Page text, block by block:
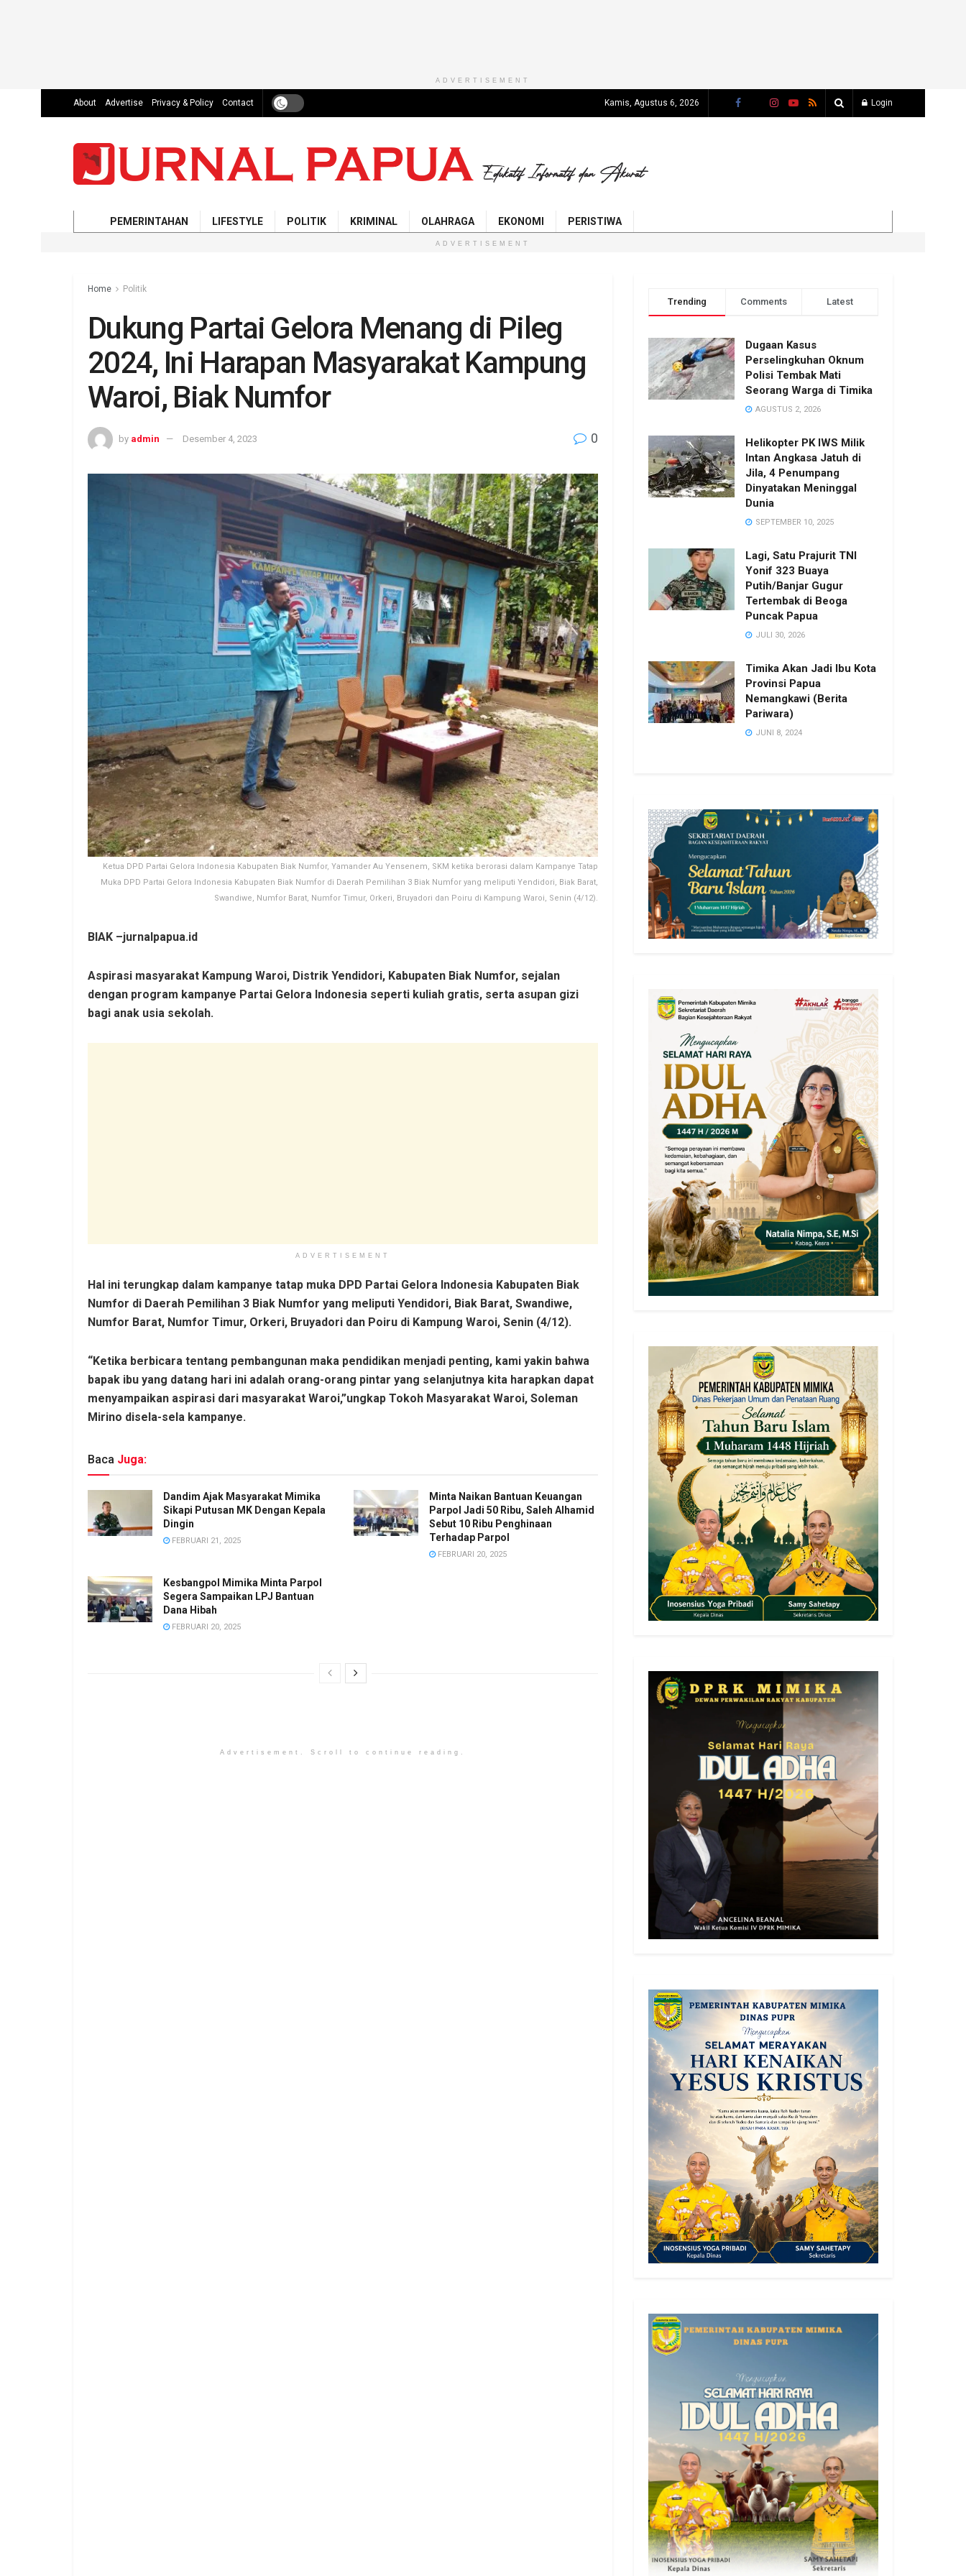
ADVERTISEMENT
About Advertise Privacy & Policy Contact Kamis, Agustus 6, 2026 Login
PEMERINTAHAN LIFESTYLE POLITIK KRIMINAL OLAHRAGA EKONOMI PERISTIWA
ADVERTISEMENT
Home Politik
Dukung Partai Gelora Menang di Pileg
2024, Ini Harapan Masyarakat Kampung
Waroi, Biak Numfor
by admin Desember 4, 2023 0
Ketua DPD Partai Gelora Indonesia Kabupaten Biak Numfor, Yamander Au Yensenem, SKM ketika berorasi dalam Kampanye Tatap
Muka DPD Partai Gelora Indonesia Kabupaten Biak Numfor di Daerah Pemilihan 3 Biak Numfor yang meliputi Yendidori, Biak Barat,
Swandiwe, Numfor Barat, Numfor Timur, Orkeri, Bruyadori dan Poiru di Kampung Waroi, Senin (4/12).
BIAK –jurnalpapua.id
Aspirasi masyarakat Kampung Waroi, Distrik Yendidori, Kabupaten Biak Numfor, sejalan
dengan program kampanye Partai Gelora Indonesia seperti kuliah gratis, serta asupan gizi
bagi anak usia sekolah.
ADVERTISEMENT
Hal ini terungkap dalam kampanye tatap muka DPD Partai Gelora Indonesia Kabupaten Biak
Numfor di Daerah Pemilihan 3 Biak Numfor yang meliputi Yendidori, Biak Barat, Swandiwe,
Numfor Barat, Numfor Timur, Orkeri, Bruyadori dan Poiru di Kampung Waroi, Senin (4/12).
“Ketika berbicara tentang pembangunan maka pendidikan menjadi penting, kami yakin bahwa
bapak ibu yang datang hari ini adalah orang-orang pintar yang selanjutnya kita harapkan dapat
menyampaikan aspirasi dari masyarakat Waroi,”ungkap Tokoh Masyarakat Waroi, Soleman
Mirino disela-sela kampanye.
Baca Juga:
Dandim Ajak Masyarakat Mimika
Sikapi Putusan MK Dengan Kepala
Dingin
FEBRUARI 21, 2025
Minta Naikan Bantuan Keuangan
Parpol Jadi 50 Ribu, Saleh Alhamid
Sebut 10 Ribu Penghinaan
Terhadap Parpol
FEBRUARI 20, 2025
Kesbangpol Mimika Minta Parpol
Segera Sampaikan LPJ Bantuan
Dana Hibah
FEBRUARI 20, 2025
Advertisement. Scroll to continue reading.
Trending Comments Latest
Dugaan Kasus
Perselingkuhan Oknum
Polisi Tembak Mati
Seorang Warga di Timika
AGUSTUS 2, 2026
Helikopter PK IWS Milik
Intan Angkasa Jatuh di
Jila, 4 Penumpang
Dinyatakan Meninggal
Dunia
SEPTEMBER 10, 2025
Lagi, Satu Prajurit TNI
Yonif 323 Buaya
Putih/Banjar Gugur
Tertembak di Beoga
Puncak Papua
JULI 30, 2026
Timika Akan Jadi Ibu Kota
Provinsi Papua
Nemangkawi (Berita
Pariwara)
JUNI 8, 2024